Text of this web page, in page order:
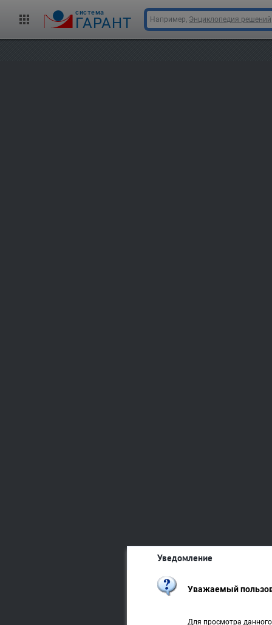
cистема
ГАРАНТ Например, Энциклопедия решений
Уведомление
Уважаемый
Для просмотра